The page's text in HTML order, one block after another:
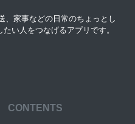
、家事などの日常のちょっとし
い人をつなげるアプリです。
CONTENTS